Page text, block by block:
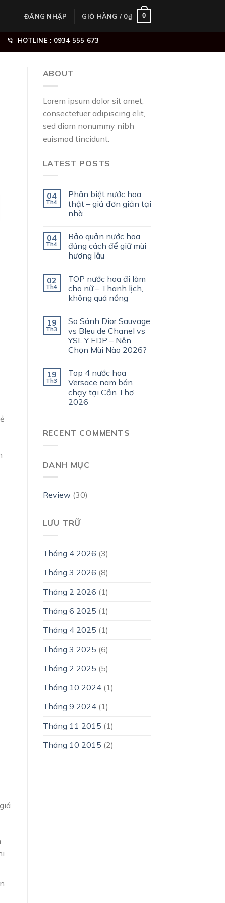
ĐĂNG NHẬP GIỎ HÀNG / 0₫ 0
HOTLINE : 0934 555 673
ABOUT
Lorem ipsum dolor sit amet,
consectetuer adipiscing elit,
sed diam nonummy nibh
euismod tincidunt.
LATEST POSTS
04
Th4
Phân biệt nước hoa
thật – giả đơn giản tại
nhà
04
Th4
Bảo quản nước hoa
đúng cách để giữ mùi
hương lâu
02
Th4
TOP nước hoa đi làm
cho nữ – Thanh lịch,
không quá nồng
19
Th3
So Sánh Dior Sauvage
vs Bleu de Chanel vs
YSL Y EDP – Nên
Chọn Mùi Nào 2026?
19
Th3
Top 4 nước hoa
Versace nam bán
chạy tại Cần Thơ
2026
RECENT COMMENTS
DANH MỤC
Review(30)
LƯU TRỮ
Tháng 4 2026 (3)
Tháng 3 2026 (8)
Tháng 2 2026 (1)
Tháng 6 2025 (1)
Tháng 4 2025 (1)
Tháng 3 2025 (6)
Tháng 2 2025 (5)
Tháng 10 2024(1)
Tháng 9 2024(1)
Tháng 11 2015 (1)
Tháng 10 2015 (2)